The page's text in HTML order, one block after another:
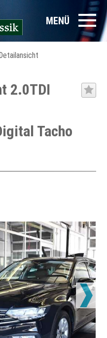
MENÜ
2.0TDI
Tacho